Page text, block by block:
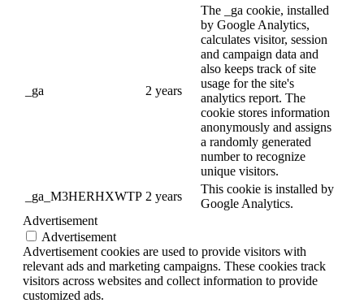
_ga 2 years
The _ga cookie, installed
by Google Analytics,
calculates visitor, session
and campaign data and
also keeps track of site
usage for the site's
analytics report. The
cookie stores information
anonymously and assigns
a randomly generated
number to recognize
unique visitors.
_ga_M3HERHXWTP 2 years
This cookie is installed by
Google Analytics.
Advertisement
Advertisement
Advertisement cookies are used to provide visitors with
relevant ads and marketing campaigns. These cookies track
visitors across websites and collect information to provide
customized ads.